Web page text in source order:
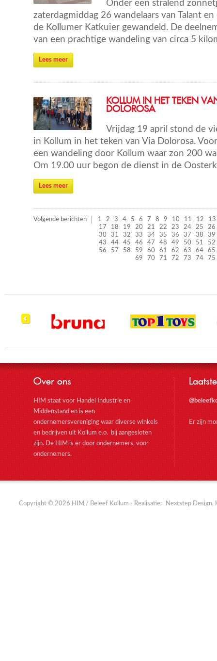
Onder een stralend
zaterdagmiddag 26 wandelaars van Talant
de Kollumer Katkuier gewandeld. De
van een prachtige wandeling van circa 5
Lees meer
KOLLUM IN HET TEKEN
DOLOROSA
Vrijdag 19 april stond de
in Kollum in het teken van Via Dolorosa.
een wandeling door Kollum waar zon 200
Om 19.00 uur begon de dienst in de
Lees meer
Volgende berichten 1 2 3 4 5 6 7 8 9 10 11 12
13
17
18 19 20 21 22 23 24 25
26
30
31 32 33 34 35 36 37 38
39
43
44 45 46 47 48 49 50 51
52
56
57 58 59 60 61 62 63 64
65
69
70 71 72 73 74 75
Over ons
HIM staat voor Handel Industrie en
Middenstand en is een
ondernemersvereniging waar diverse winkels
en bedrijven uit Kollum e.o. bij aangesloten
zijn. De HIM is er door ondernemers, voor
ondernemers.
Er zijn
Copyright © 2026 HIM / Beleef Kollum - Realisatie: Nextstep Design,